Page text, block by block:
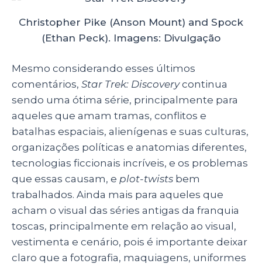
Christopher Pike (Anson Mount) and Spock
(Ethan Peck). Imagens: Divulgação
Mesmo considerando esses últimos
comentários, Star Trek: Discoverycontinua
sendo uma ótima série, principalmente para
aqueles que amam tramas, conflitos e
batalhas espaciais, alienígenas e suas culturas,
organizações políticas e anatomias diferentes,
tecnologias ficcionais incríveis, e os problemas
que essas causam, e plot-twists bem
trabalhados. Ainda mais para aqueles que
acham o visual das séries antigas da franquia
toscas, principalmente em relação ao visual,
vestimenta e cenário, pois é importante deixar
claro que a fotografia, maquiagens, uniformes